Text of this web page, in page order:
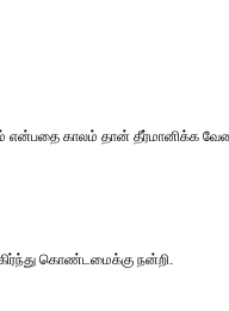
என்பதை காலம் தான் தீர்மானிக்க
கொண்டமைக்கு நன்றி.